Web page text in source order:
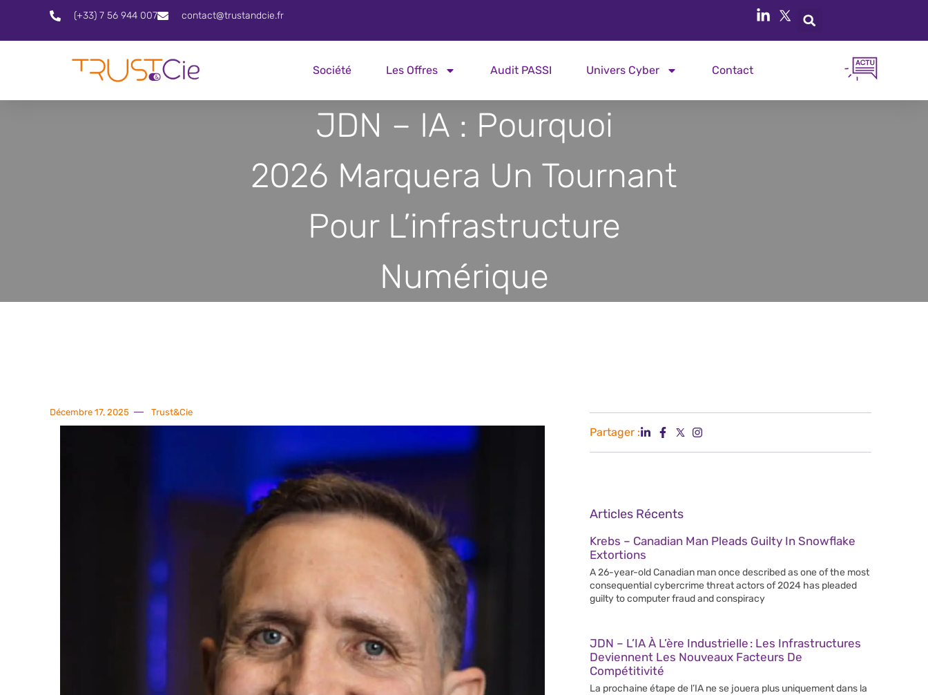
(+33) 7 56 944 007 contact@trustandcie.fr
Société Les Offres Audit PASSI Univers Cyber Contact
JDN – IA : Pourquoi
2026 Marquera Un Tournant
Pour L’infrastructure
Numérique
Décembre 17, 2025 Trust&Cie
Partager :
Articles Récents
Krebs – Canadian Man Pleads Guilty In Snowflake
Extortions
A 26-year-old Canadian man once described as one of the most
consequential cybercrime threat actors of 2024 has pleaded
guilty to computer fraud and conspiracy
JDN – L’IA À L’ère Industrielle : Les Infrastructures
Deviennent Les Nouveaux Facteurs De
Compétitivité
La prochaine étape de l’IA ne se jouera plus uniquement dans la